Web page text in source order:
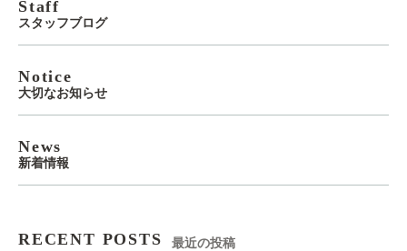
Staff
スタッフブログ
Notice
大切なお知らせ
News
新着情報
RECENT POSTS 最近の投稿